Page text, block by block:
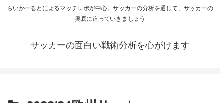
らいかーるとによるマッチレポが中心。サッカーの分析を通じて、サッカーの
奥底に迫っていきましょう
サッカーの面白い戦術分析を心がけます